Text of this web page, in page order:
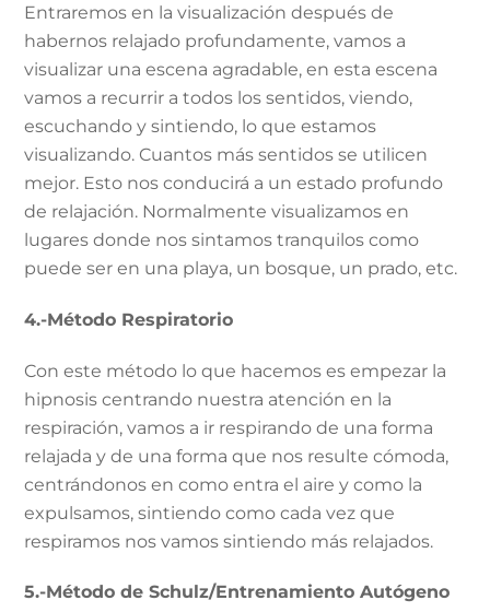
Entraremos en la visualización después de
habernos relajado profundamente, vamos a
visualizar una escena agradable, en esta escena
vamos a recurrir a todos los sentidos, viendo,
escuchando y sintiendo, lo que estamos
visualizando. Cuantos más sentidos se utilicen
mejor. Esto nos conducirá a un estado profundo
de relajación. Normalmente visualizamos en
lugares donde nos sintamos tranquilos como
puede ser en una playa, un bosque, un prado, etc.
4.-Método Respiratorio
Con este método lo que hacemos es empezar la
hipnosis centrando nuestra atención en la
respiración, vamos a ir respirando de una forma
relajada y de una forma que nos resulte cómoda,
centrándonos en como entra el aire y como la
expulsamos, sintiendo como cada vez que
respiramos nos vamos sintiendo más relajados.
5.-Método de Schulz/Entrenamiento Autógeno